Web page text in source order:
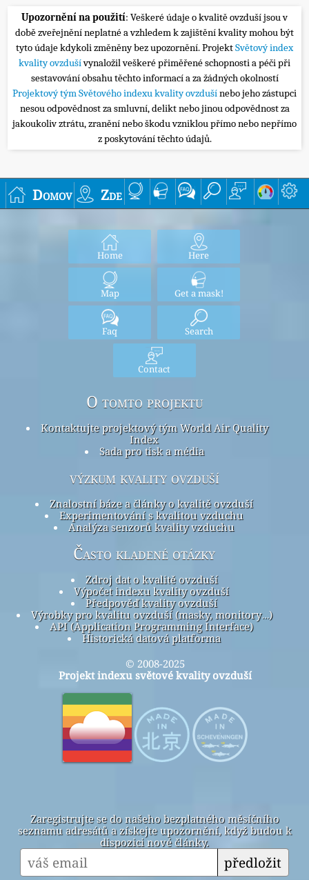
Upozornění na použití: Veškeré údaje o kvalitě ovzduší jsou v
době zveřejnění neplatné a vzhledem k zajištění kvality mohou být
tyto údaje kdykoli změněny bez upozornění. ProjektSvětový index
kvality ovzdušívynaložil veškeré přiměřené schopnosti a péči při
sestavování obsahu těchto informací a za žádných okolností
Projektový tým Světového indexu kvality ovzdušínebo jeho zástupci
nesou odpovědnost za smluvní, delikt nebo jinou odpovědnost za
jakoukoliv ztrátu, zranění nebo škodu vzniklou přímo nebo nepřímo
z poskytování těchto údajů.
Domov Zde
Home Here
Map Get a mask!
Faq Search
Contact
O tomto projektu
Kontaktujte projektový tým World Air Quality
Index
Sada pro tisk a média
výzkum kvality ovzduší
Znalostní báze a články o kvalitě ovzduší
Experimentování s kvalitou vzduchu
Analýza senzorů kvality vzduchu
Často kladené otázky
Zdroj dat o kvalitě ovzduší
Výpočet indexu kvality ovzduší
Předpověď kvality ovzduší
Výrobky pro kvalitu ovzduší (masky, monitory…)
API (Application Programming Interface)
Historická datová platforma
© 2008-2025
Projekt indexu světové kvality ovzduší
Zaregistrujte se do našeho bezplatného měsíčního
seznamu adresátů a získejte upozornění, když budou k
dispozici nové články.
předložit